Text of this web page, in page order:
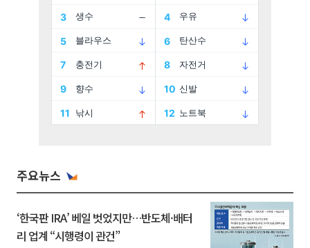
주요뉴스
‘한국판 IRA’ 베일 벗었지만…반도체·배터
리 업계 “시행령이 관건”